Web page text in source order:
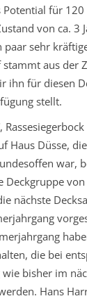
Potential für
von ca. 3
sehr
aus der
ihn für diesen
stellt.
Haus Düsse,
war,
Deckgruppe
nächste
die bei
bisher im
Hans